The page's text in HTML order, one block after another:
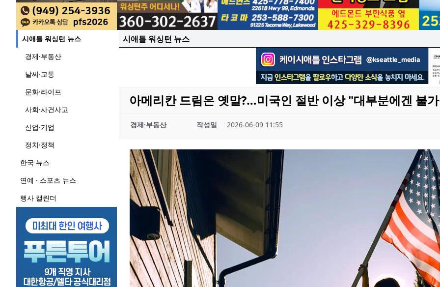
시애틀 워싱턴 뉴스
경제·부동산
날씨·교통
문화·라이프
사회·사건사고
산업·기업
정치·정책
한국 뉴스
연예 · 스포츠 뉴스
행사 캘린더
시애틀 워싱턴 뉴스
아메리칸 드림은 옛말?…미국인 절반 이상 "대부분에겐 불
경제·부동산 작성일 2026-06-09 11:55